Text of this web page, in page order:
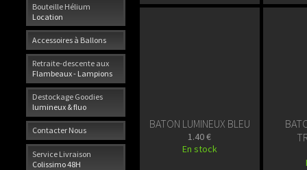
Bouteille Hélium
Location
Accessoires à Ballons
Retraite-descente aux
Flambeaux - Lampions
Destockage Goodies
lumineux & fluo
Contacter Nous
Service Livraison
Colissimo 48H
BATON LUMINEUX BLEU
1.40 €
En stock